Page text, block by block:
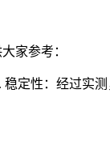
家参考：
定性：经过实